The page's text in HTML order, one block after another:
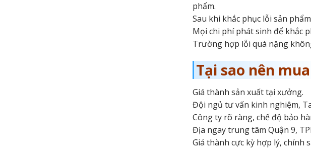
phẩm.
Sau khi khắc phục lỗi sản
Mọi chi phí phát sinh để khắc
Trường hợp lỗi quá nặng
Tại sao nên
Giá thành sản xuất tại xưởng.
Đội ngủ tư vấn kinh nghiệm,
Công ty rõ ràng, chế độ bảo
Địa ngay trung tâm Quận 9,
Giá thành cực kỳ hợp lý, chính